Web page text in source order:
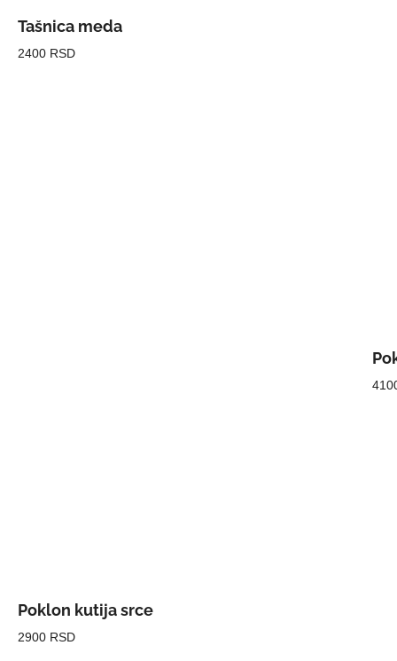
Tašnica meda
2400 RSD
Poklon kutija srce
2900 RSD